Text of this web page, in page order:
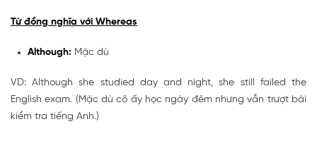
Từ đồng nghĩa với Whereas
Although: Mặc dù
VD: Although she studied day and night, she still failed the
English exam. (Mặc dù cô ấy học ngày đêm nhưng vẫn trượt bài
kiểm tra tiếng Anh.)